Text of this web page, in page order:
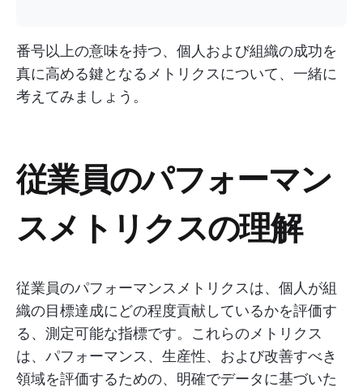
番号以上の意味を持つ、個人および組織の成功を
真に高める鍵となるメトリクスについて、一緒に
考えてみましょう。
従業員のパフォーマン
スメトリクスの理解
従業員のパフォーマンスメトリクスは、個人が組
織の目標達成にどの程度貢献しているかを評価す
る、測定可能な指標です。これらのメトリクス
は、パフォーマンス、生産性、および改善すべき
領域を評価するための、明確でデータに基づいた